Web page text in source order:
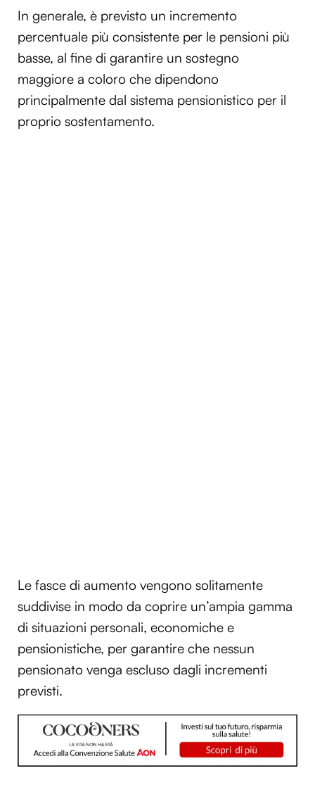
In generale, è previsto un incremento
percentuale più consistente per le pensioni più
basse, al fine di garantire un sostegno
maggiore a coloro che dipendono
principalmente dal sistema pensionistico per il
proprio sostentamento.
Le fasce di aumento vengono solitamente
suddivise in modo da coprire un’ampia gamma
di situazioni personali, economiche e
pensionistiche, per garantire che nessun
pensionato venga escluso dagli incrementi
previsti.